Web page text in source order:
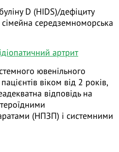
D (HIDS)/дефіциту
середземноморська
артрит
ювенільного
віком від 2 років,
відповідь на
(НПЗП) і системними